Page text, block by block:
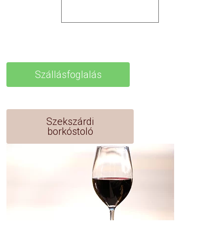
Szállásfoglalás
Szekszárdi
borkóstoló